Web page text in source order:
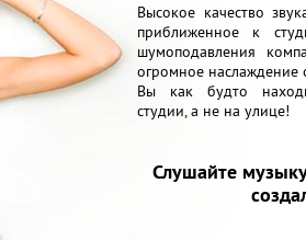
Высокое качество
приближенное к
шумоподавления
огромное наслаждение
Вы как будто
студии, а не на улице!
Слушайте